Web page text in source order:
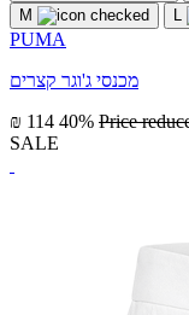
M
L
PUMA
מכנסי ג'וגר קצרים
₪ 114 40% Price
SALE